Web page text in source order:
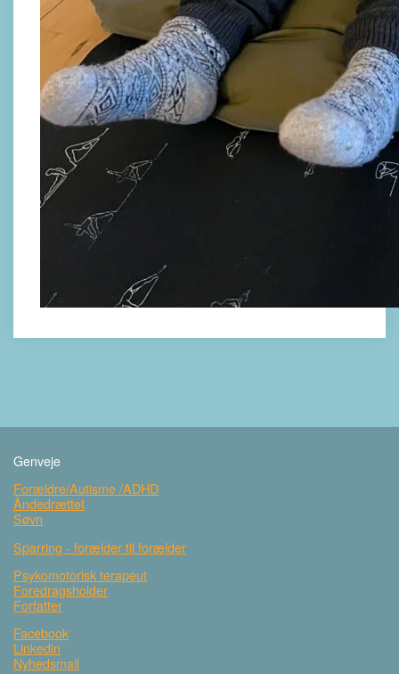
Genveje
Forældre/Autisme /ADHD
Åndedrættet
Søvn
Sparring - forælder til forælder
Psykomotorisk terapeut
Foredragsholder
Forfatter
Facebook
Linkedin
Nyhedsmail